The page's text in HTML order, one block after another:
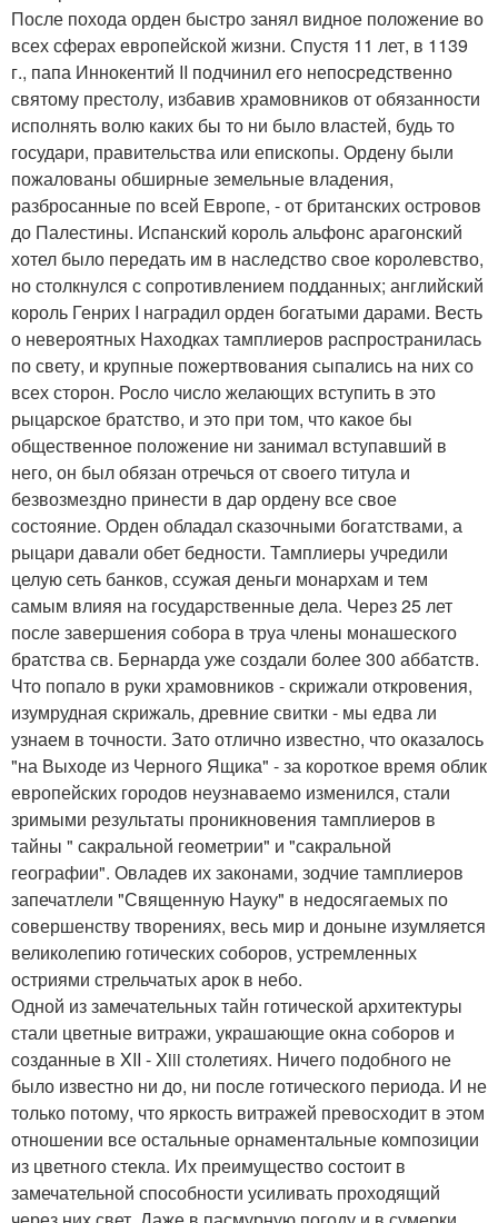
После похода орден быстро занял видное положение во
всех сферах европейской жизни. Спустя 11 лет, в 1139
г., папа Иннокентий II подчинил его непосредственно
святому престолу, избавив храмовников от обязанности
исполнять волю каких бы то ни было властей, будь то
государи, правительства или епископы. Ордену были
пожалованы обширные земельные владения,
разбросанные по всей Европе, - от британских островов
до Палестины. Испанский король альфонс арагонский
хотел было передать им в наследство свое королевство,
но столкнулся с сопротивлением подданных; английский
король Генрих I наградил орден богатыми дарами. Весть
о невероятных Находках тамплиеров распространилась
по свету, и крупные пожертвования сыпались на них со
всех сторон. Росло число желающих вступить в это
рыцарское братство, и это при том, что какое бы
общественное положение ни занимал вступавший в
него, он был обязан отречься от своего титула и
безвозмездно принести в дар ордену все свое
состояние. Орден обладал сказочными богатствами, а
рыцари давали обет бедности. Тамплиеры учредили
целую сеть банков, ссужая деньги монархам и тем
самым влияя на государственные дела. Через 25 лет
после завершения собора в труа члены монашеского
братства св. Бернарда уже создали более 300 аббатств.
Что попало в руки храмовников - скрижали откровения,
изумрудная скрижаль, древние свитки - мы едва ли
узнаем в точности. Зато отлично известно, что оказалось
"на Выходе из Черного Ящика" - за короткое время облик
европейских городов неузнаваемо изменился, стали
зримыми результаты проникновения тамплиеров в
тайны " сакральной геометрии" и "сакральной
географии". Овладев их законами, зодчие тамплиеров
запечатлели "Священную Науку" в недосягаемых по
совершенству творениях, весь мир и доныне изумляется
великолепию готических соборов, устремленных
остриями стрельчатых арок в небо.
Одной из замечательных тайн готической архитектуры
стали цветные витражи, украшающие окна соборов и
созданные в XII - Xiii столетиях. Ничего подобного не
было известно ни до, ни после готического периода. И не
только потому, что яркость витражей превосходит в этом
отношении все остальные орнаментальные композиции
из цветного стекла. Их преимущество состоит в
замечательной способности усиливать проходящий